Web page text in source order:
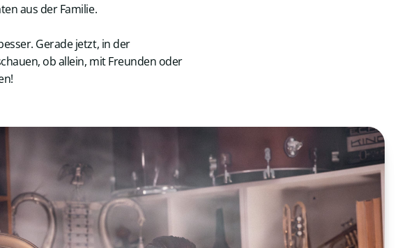
aus der Familie.
Gerade jetzt, in der
ob allein, mit Freunden oder